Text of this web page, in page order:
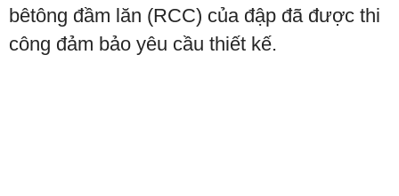
bêtông đầm lăn (RCC) của đập đã được thi
công đảm bảo yêu cầu thiết kế.